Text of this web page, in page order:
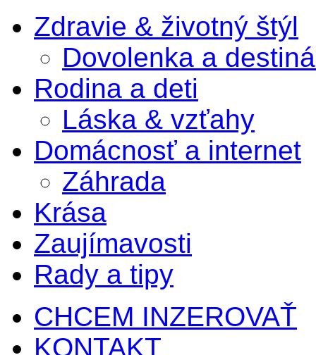
Zdravie & životný štýl
Dovolenka a
Rodina a deti
Láska & vzťahy
Domácnosť a internet
Záhrada
Krása
Zaujímavosti
Rady a tipy
CHCEM INZEROVAŤ
KONTAKT